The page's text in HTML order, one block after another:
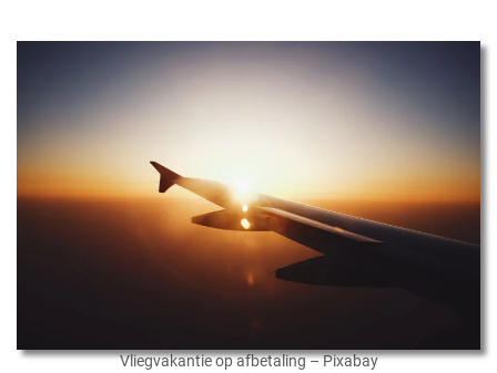
Vliegvakantie op afbetaling – Pixabay